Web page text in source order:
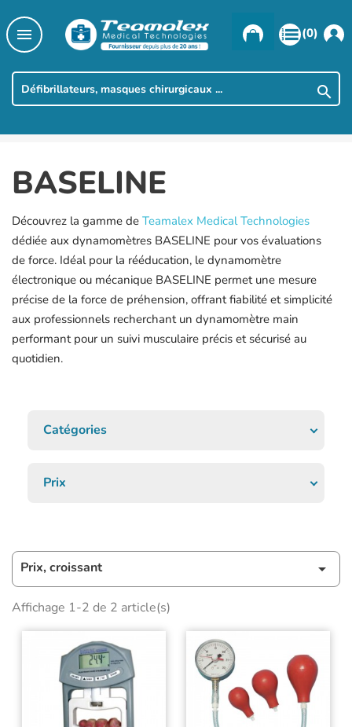
 (0)

BASELINE
Découvrez la gamme de Teamalex Medical Technologies
dédiée aux dynamomètres BASELINE pour vos évaluations
de force. Idéal pour la rééducation, le dynamomètre
électronique ou mécanique BASELINE permet une mesure
précise de la force de préhension, offrant fiabilité et simplicité
aux professionnels recherchant un dynamomètre main
performant pour un suivi musculaire précis et sécurisé au
quotidien.
Catégories
Prix
Prix, croissant 
Affichage 1-2 de 2 article(s)